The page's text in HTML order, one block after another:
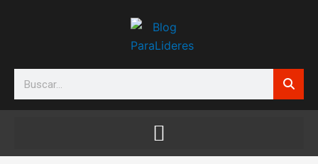
Search